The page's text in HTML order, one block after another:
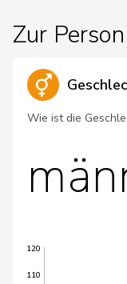
Zur Person
Wie ist die
110
120